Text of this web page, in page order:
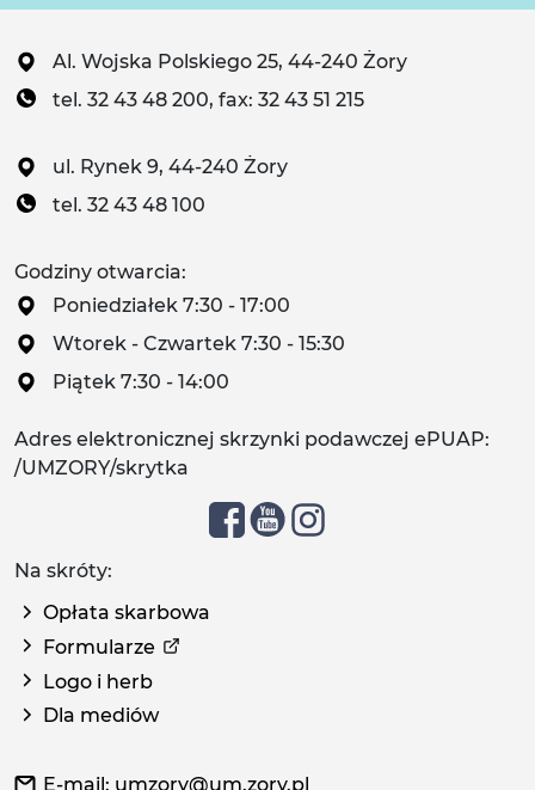
Al. Wojska Polskiego 25, 44-240 Żory
tel. 32 43 48 200, fax: 32 43 51 215
ul. Rynek 9, 44-240 Żory
tel. 32 43 48 100
Godziny otwarcia:
Poniedziałek 7:30 - 17:00
Wtorek - Czwartek 7:30 - 15:30
Piątek 7:30 - 14:00
Adres elektronicznej skrzynki podawczej ePUAP:
/UMZORY/skrytka
Na skróty:
Opłata skarbowa
Formularze
Logo i herb
Dla mediów
E-mail: umzory@um.zory.pl